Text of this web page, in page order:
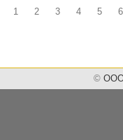
1 2 3 4 5 6
© ООО